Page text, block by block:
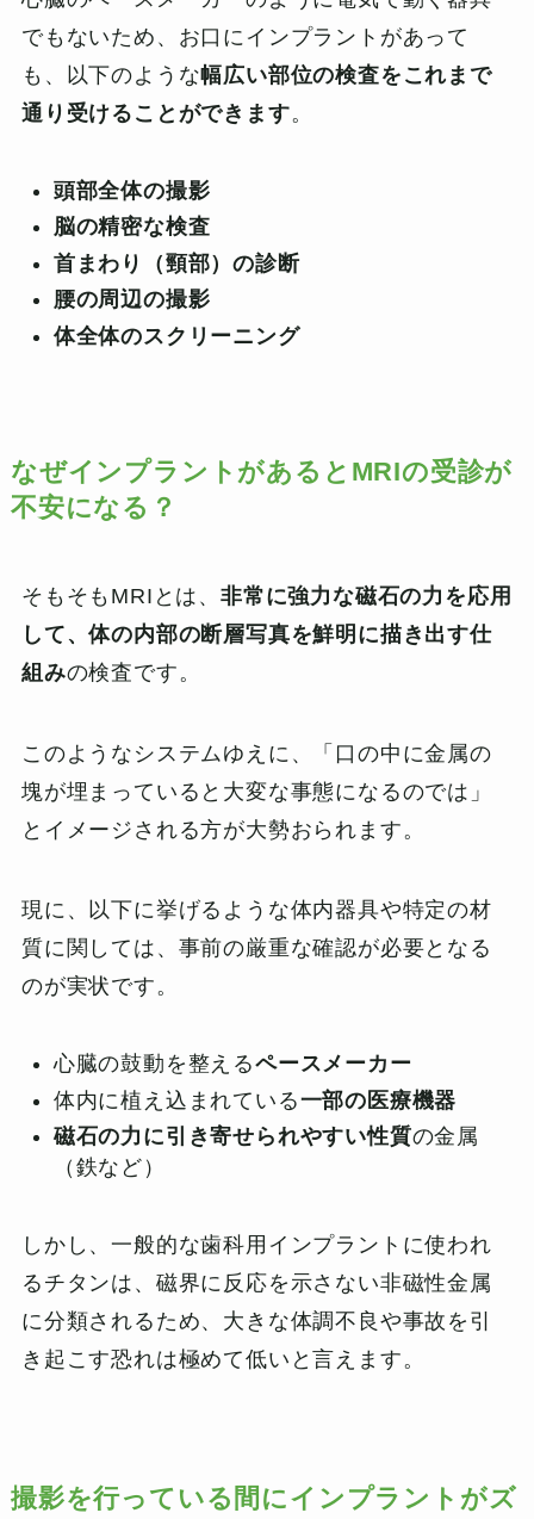
でもないため、お口にインプラントがあって
も、以下のような幅広い部位の検査をこれまで
通り受けることができます。
頭部全体の撮影
脳の精密な検査
首まわり（頸部）の診断
腰の周辺の撮影
体全体のスクリーニング
なぜインプラントがあるとMRIの受診が
不安になる？
そもそもMRIとは、 非常に強力な磁石の力を応用
して、体の内部の断層写真を鮮明に描き出す仕
組みの検査です。
このようなシステムゆえに、「口の中に金属の
塊が埋まっていると大変な事態になるのでは」
とイメージされる方が大勢おられます。
現に、以下に挙げるような体内器具や特定の材
質に関しては、事前の厳重な確認が必要となる
のが実状です。
心臓の鼓動を整えるペースメーカー
体内に植え込まれている一部の医療機器
磁石の力に引き寄せられやすい性質の金属
（鉄など）
しかし、一般的な歯科用インプラントに使われ
るチタンは、磁界に反応を示さない非磁性金属
に分類されるため、大きな体調不良や事故を引
き起こす恐れは極めて低いと言えます。
撮影を行っている間にインプラントがズ